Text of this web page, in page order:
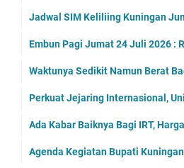
Jadwal SIM Keliliing Kuningan
Embun Pagi Jumat 24 Juli 2026 :
Waktunya Sedikit Namun Berat
Perkuat Jejaring Internasional,
Ada Kabar Baiknya Bagi IRT,
Agenda Kegiatan Bupati